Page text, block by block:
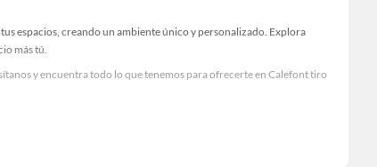
espacios, creando un ambiente único y personalizado. Explora
más tú.
y encuentra todo lo que tenemos para ofrecerte en Calefont tiro
y descubre todo lo que tenemos para ofrecerte!